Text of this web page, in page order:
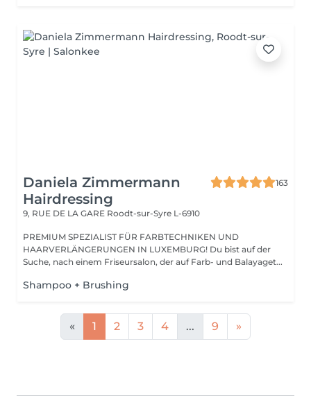
Daniela Zimmermann
Hairdressing
163
9, RUE DE LA GARE Roodt-sur-Syre L-6910
PREMIUM SPEZIALIST FÜR FARBTECHNIKEN UND
HAARVERLÄNGERUNGEN IN LUXEMBURG! Du bist auf der
Suche, nach einem Friseursalon, der auf Farb- und Balayaget...
Shampoo + Brushing
« 1 2 3 4 ... 9 »